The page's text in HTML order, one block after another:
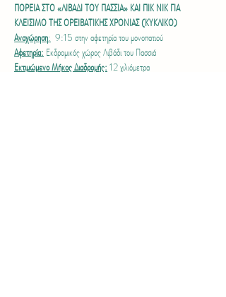
ΠΟΡΕΙΑ ΣΤΟ «ΛΙΒΑΔΙ ΤΟΥ ΠΑΣΣΙΑ» ΚΑΙ ΠΙΚ ΝΙΚ ΓΙΑ
ΚΛΕΙΣΙΜΟ ΤΗΣ ΟΡΕΙΒΑΤΙΚΗΣ ΧΡΟΝΙΑΣ (ΚΥΚΛΙΚΟ)
Αναχώρηση: 9:15 στην αφετηρία του μονοπατιού
Αφετηρία: Εκδρομικός χώρος Λιβάδι του Πασσιά
Εκτιμώμενο Μήκος Διαδρομής: 12 χιλιόμετρα